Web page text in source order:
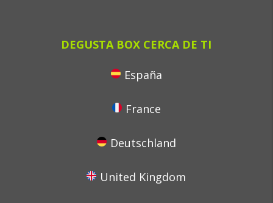
DEGUSTA BOX CERCA DE TI
España
France
Deutschland
United Kingdom